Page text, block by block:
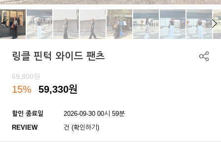
링클 핀턱 와이드 팬츠
69,800원
15% 59,330원
할인 종료일
2026-09-30 00시 59분
REVIEW
건 (확인하기)